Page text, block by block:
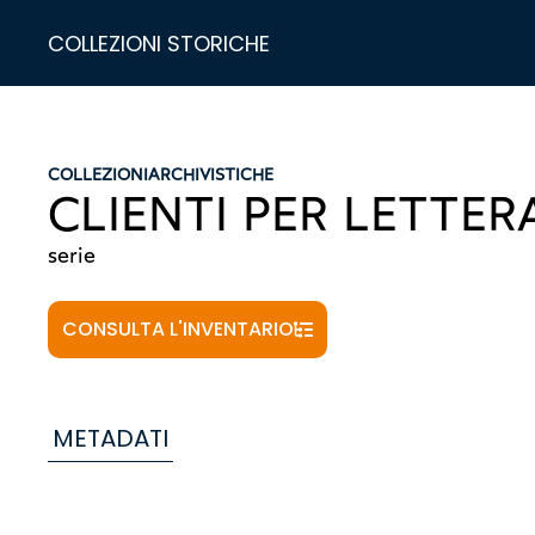
COLLEZIONI STORICHE
COLLEZIONIARCHIVISTICHE
CLIENTI PER
serie
CONSULTA L'INVENTARIO
METADATI